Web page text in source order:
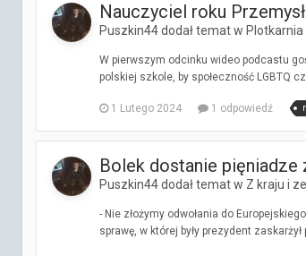
Nauczyciel roku
Puszkin44 dodał temat w Plotkarnia
W pierwszym odcinku wideo podcastu
polskiej szkole, by społeczność LGBTQ
1 Lutego 2024 1 odpowiedź
Bolek dostanie pięniadze
Puszkin44 dodał temat w Z kraju i
- Nie złożymy odwołania do
sprawę, w której były prezydent